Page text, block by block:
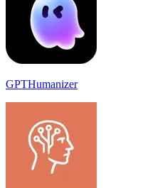
GPTHumanizer